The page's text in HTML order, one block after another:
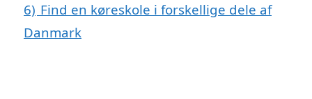
6) Find en køreskole i forskellige dele af
Danmark